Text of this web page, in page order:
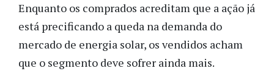
Enquanto os comprados acreditam que a ação já
está precificando a queda na demanda do
mercado de energia solar, os vendidos acham
que o segmento deve sofrer ainda mais.